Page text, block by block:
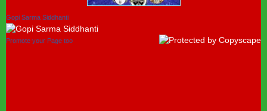
Gopi Sarma Siddhanti
Promote your Page too